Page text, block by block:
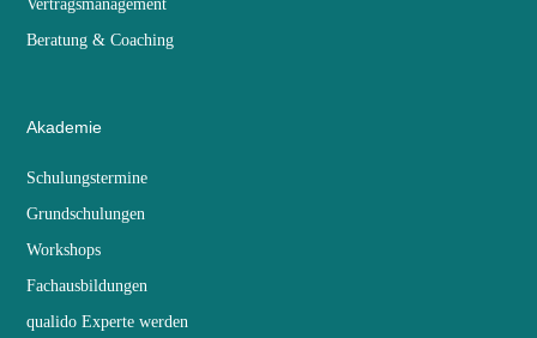
Vertragsmanagement
Beratung & Coaching
Akademie
Schulungstermine
Grundschulungen
Workshops
Fachausbildungen
qualido Experte werden